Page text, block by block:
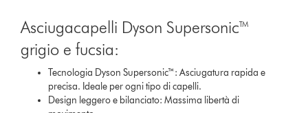
Asciugacapelli Dyson Supersonic™
grigio e fucsia:
Tecnologia Dyson Supersonic™: Asciugatura rapida e
precisa. Ideale per ogni tipo di capelli.
Design leggero e bilanciato: Massima libertà di